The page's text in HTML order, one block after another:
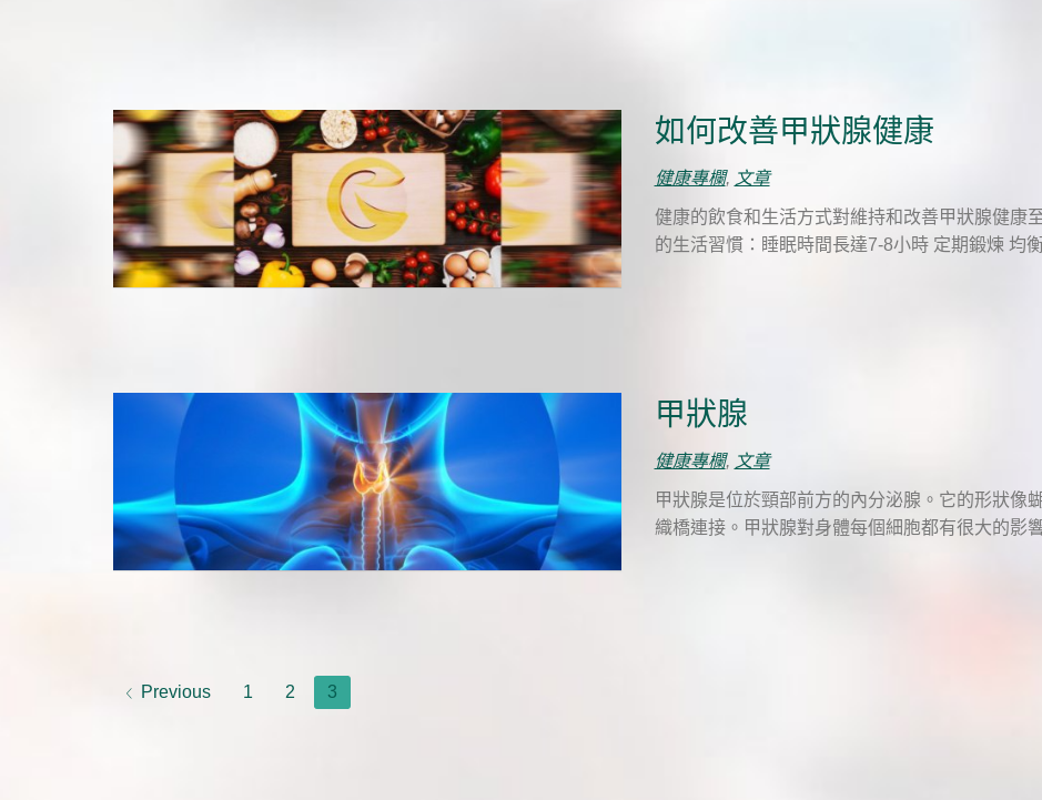
如何改善甲狀腺健康
健康專欄, 文章
健康的飲食和生活方式對維持和改善甲狀腺健康
的生活習慣：睡眠時間長達7-8小時 定期鍛煉 均
甲狀腺
健康專欄, 文章
甲狀腺是位於頸部前方的內分泌腺。它的形狀像
織橋連接。甲狀腺對身體每個細胞都有很大的影
Previous 1 2 3